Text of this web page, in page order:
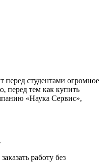
перед студентами огромное
перед тем как купить
«Наука Сервис»,
работу без